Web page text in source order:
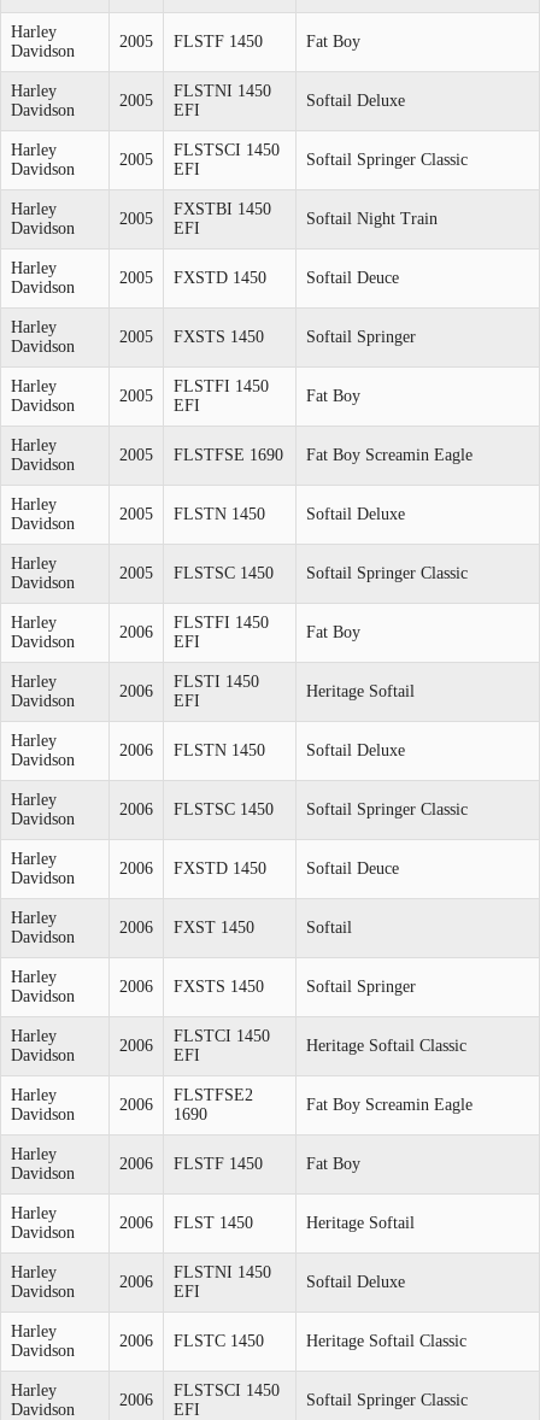
Harley
Davidson
2005 FLSTF 1450 Fat Boy
Harley
Davidson
2005
FLSTNI 1450
EFI
Softail Deluxe
Harley
Davidson
2005
FLSTSCI 1450
EFI
Softail Springer Classic
Harley
Davidson
2005
FXSTBI 1450
EFI
Softail Night Train
Harley
Davidson
2005 FXSTD 1450 Softail Deuce
Harley
Davidson
2005 FXSTS 1450 Softail Springer
Harley
Davidson
2005
FLSTFI 1450
EFI
Fat Boy
Harley
Davidson
2005 FLSTFSE 1690 Fat Boy Screamin Eagle
Harley
Davidson
2005 FLSTN 1450 Softail Deluxe
Harley
Davidson
2005 FLSTSC 1450 Softail Springer Classic
Harley
Davidson
2006
FLSTFI 1450
EFI
Fat Boy
Harley
Davidson
2006
FLSTI 1450
EFI
Heritage Softail
Harley
Davidson
2006 FLSTN 1450 Softail Deluxe
Harley
Davidson
2006 FLSTSC 1450 Softail Springer Classic
Harley
Davidson
2006 FXSTD 1450 Softail Deuce
Harley
Davidson
2006 FXST 1450 Softail
Harley
Davidson
2006 FXSTS 1450 Softail Springer
Harley
Davidson
2006
FLSTCI 1450
EFI
Heritage Softail Classic
Harley
Davidson
2006
FLSTFSE2
1690
Fat Boy Screamin Eagle
Harley
Davidson
2006 FLSTF 1450 Fat Boy
Harley
Davidson
2006 FLST 1450 Heritage Softail
Harley
Davidson
2006
FLSTNI 1450
EFI
Softail Deluxe
Harley
Davidson
2006 FLSTC 1450 Heritage Softail Classic
Harley
Davidson
2006
FLSTSCI 1450
EFI
Softail Springer Classic